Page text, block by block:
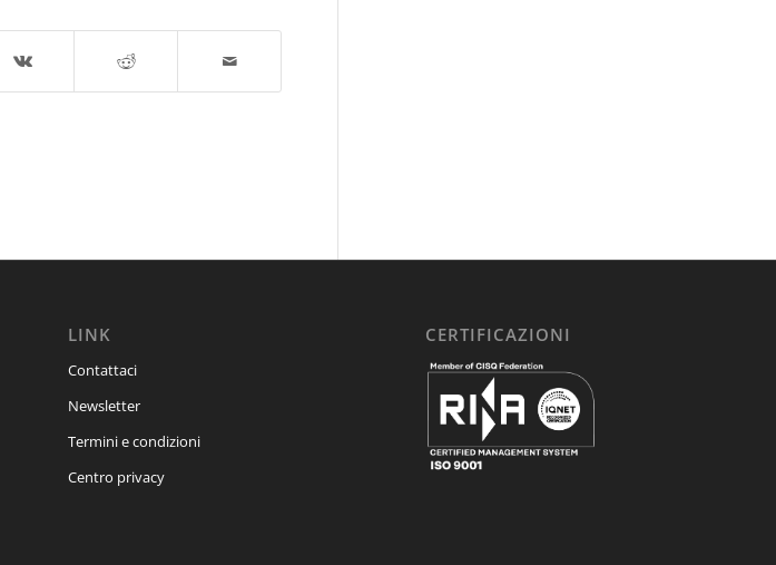
LINK
Contattaci
Newsletter
Termini e condizioni
Centro privacy
CERTIFICAZIONI